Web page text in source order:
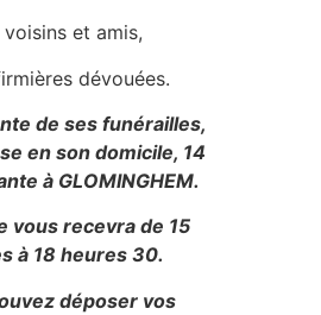
voisins et amis,
dévouées.
de ses funérailles,
en son domicile, 14
à GLOMINGHEM.
vous recevra de 15
à 18 heures 30.
déposer vos